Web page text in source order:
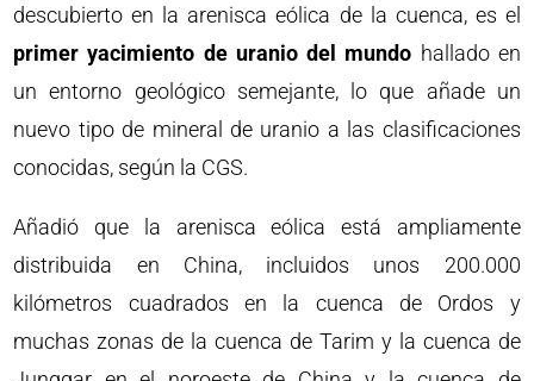
descubierto en la arenisca eólica de la cuenca, es el
primer yacimiento de uranio del mundo hallado en
un entorno geológico semejante, lo que añade un
nuevo tipo de mineral de uranio a las clasificaciones
conocidas, según la CGS.
Añadió que la arenisca eólica está ampliamente
distribuida en China, incluidos unos 200.000
kilómetros cuadrados en la cuenca de Ordos y
muchas zonas de la cuenca de Tarim y la cuenca de